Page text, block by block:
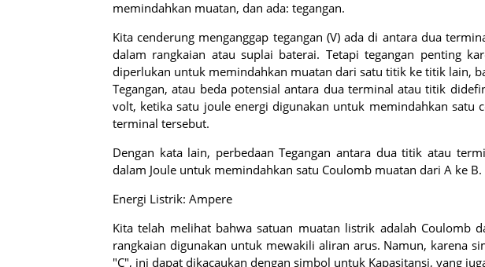
memindahkan muatan, dan ada: tegangan.
Kita cenderung menganggap tegangan (V) ada di antara dua
dalam rangkaian atau suplai baterai. Tetapi tegangan penting
diperlukan untuk memindahkan muatan dari satu titik ke titik lain,
Tegangan, atau beda potensial antara dua terminal atau titik
volt, ketika satu joule energi digunakan untuk memindahkan satu
terminal tersebut.
Dengan kata lain, perbedaan Tegangan antara dua titik atau
dalam Joule untuk memindahkan satu Coulomb muatan dari A ke B.
Energi Listrik: Ampere
Kita telah melihat bahwa satuan muatan listrik adalah Coulomb
rangkaian digunakan untuk mewakili aliran arus. Namun, karena
"C", ini dapat dikacaukan dengan simbol untuk Kapasitansi, yang